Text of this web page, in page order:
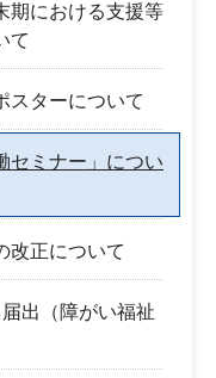
期における支援等
て
スターについて
セミナー」につい
改正について
出（障がい福祉